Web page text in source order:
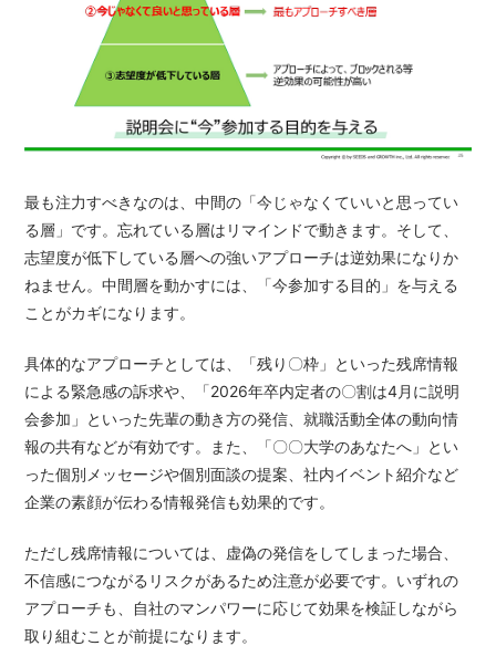
最も注力すべきなのは、中間の「今じゃなくていいと思ってい
る層」です。忘れている層はリマインドで動きます。そして、
志望度が低下している層への強いアプローチは逆効果になりか
ねません。中間層を動かすには、「今参加する目的」を与える
ことがカギになります。
具体的なアプローチとしては、「残り〇枠」といった残席情報
による緊急感の訴求や、「2026年卒内定者の〇割は4月に説明
会参加」といった先輩の動き方の発信、就職活動全体の動向情
報の共有などが有効です。また、「〇〇大学のあなたへ」とい
った個別メッセージや個別面談の提案、社内イベント紹介など
企業の素顔が伝わる情報発信も効果的です。
ただし残席情報については、虚偽の発信をしてしまった場合、
不信感につながるリスクがあるため注意が必要です。いずれの
アプローチも、自社のマンパワーに応じて効果を検証しながら
取り組むことが前提になります。